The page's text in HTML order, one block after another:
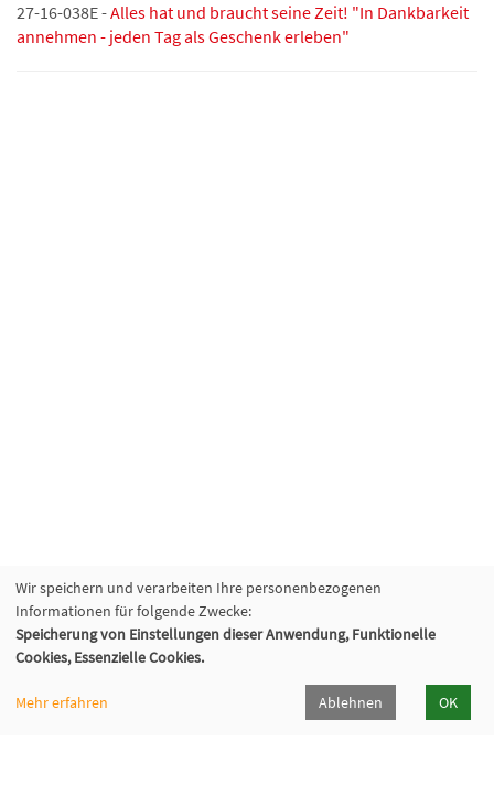
27-16-038E -Alles hat und braucht seine Zeit! "In Dankbarkeit
annehmen - jeden Tag als Geschenk erleben"
Wir speichern und verarbeiten Ihre personenbezogenen
Informationen für folgende Zwecke:
Speicherung von Einstellungen dieser Anwendung, Funktionelle
Cookies, Essenzielle Cookies.
Mehr erfahren Ablehnen OK